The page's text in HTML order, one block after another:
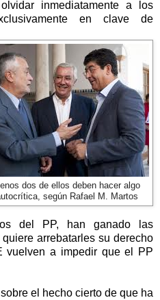
inmediatamente a los
en clave de
dos de ellos deben hacer algo
según Rafael M. Martos
del PP, han ganado las
arrebatarles su derecho
vuelven a impedir que el PP
el hecho cierto de que ha